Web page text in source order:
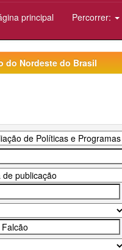
principal Percorrer:
do Nordeste do Brasil